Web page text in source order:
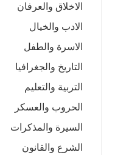
الاخلاق والعرفان
الادب والخيال
الاسرة والطفل
التاريخ والجغرافيا
التربية والتعليم
الحروب والعسكر
السيرة والمذكرات
الشرع والقانون